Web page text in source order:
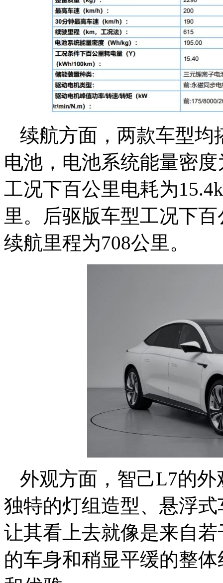
续航方面，两款车型均
电池，电池系统能量密
工况下百公里电耗为
里。后驱版车型工况下
续航里程为708公里。
外观方面，智己L7的
独特的灯组造型、悬浮
让其看上去就像是来自
的车身和稍显平缓的整